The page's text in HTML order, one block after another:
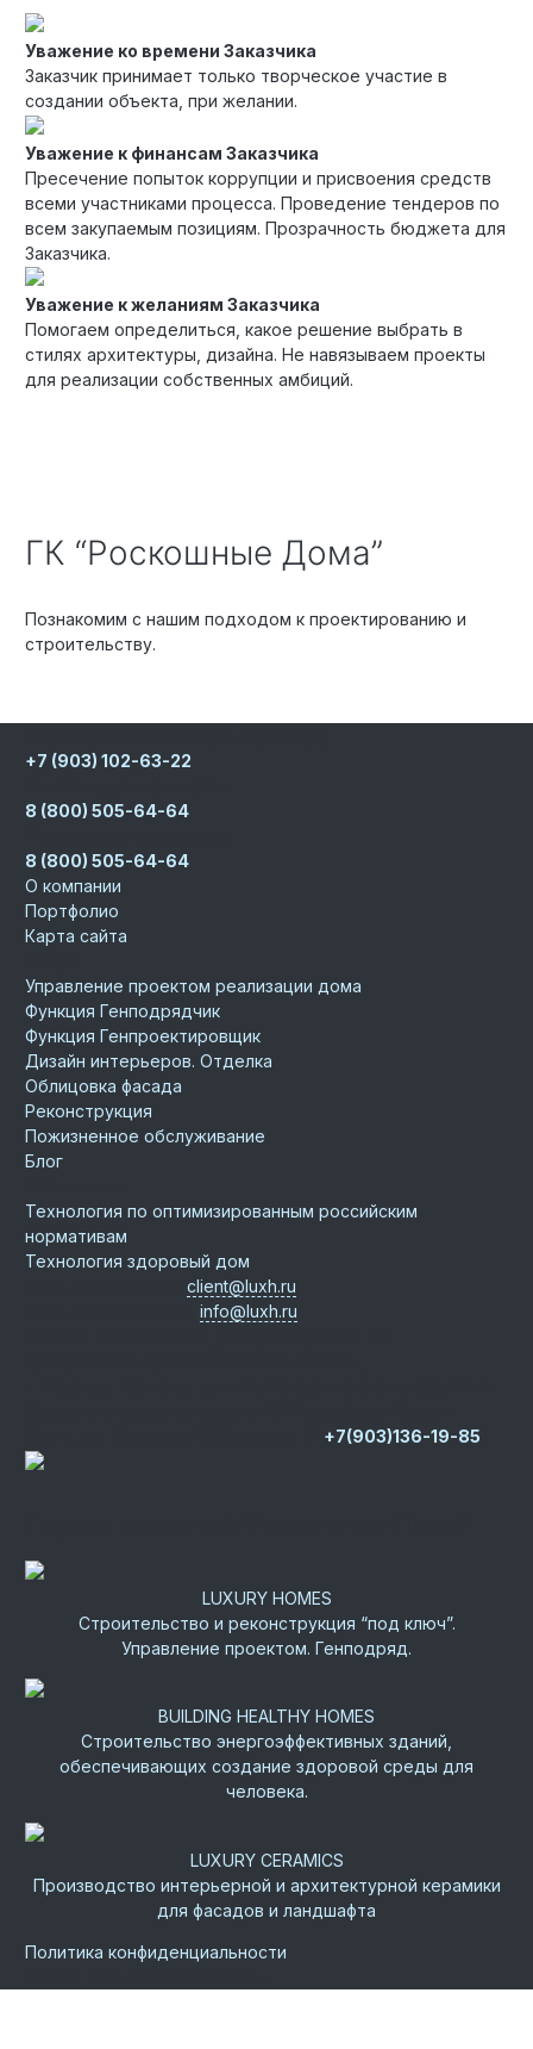
Уважение ко времени Заказчика
Заказчик принимает только творческое участие в
создании объекта, при желании.
Уважение к финансам Заказчика
Пресечение попыток коррупции и присвоения средств
всеми участниками процесса. Проведение тендеров по
всем закупаемым позициям. Прозрачность бюджета для
Заказчика.
Уважение к желаниям Заказчика
Помогаем определиться, какое решение выбрать в
стилях архитектуры, дизайна. Не навязываем проекты
для реализации собственных амбиций.
ГК “Роскошные Дома”
Познакомим с нашим подходом к проектированию и
строительству.
+7 (903) 102-63-22
8 (800) 505-64-64
8 (800) 505-64-64
О компании
Портфолио
Карта сайта
Управление проектом реализации дома
Функция Генподрядчик
Функция Генпроектировщик
Дизайн интерьеров. Отделка
Облицовка фасада
Реконструкция
Пожизненное обслуживание
Блог
Технология по оптимизированным российским
нормативам
Технология здоровый дом
client@luxh.ru
info@luxh.ru
+7(903)136-19-85
LUXURY HOMES
Строительство и реконструкция “под ключ”.
Управление проектом. Генподряд.
BUILDING HEALTHY HOMES
Строительство энергоэффективных зданий,
обеспечивающих создание здоровой среды для
человека.
LUXURY CERAMICS
Производство интерьерной и архитектурной керамики
для фасадов и ландшафта
Политика конфиденциальности